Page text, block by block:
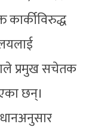
प्रमुख सचेतक
छन्।